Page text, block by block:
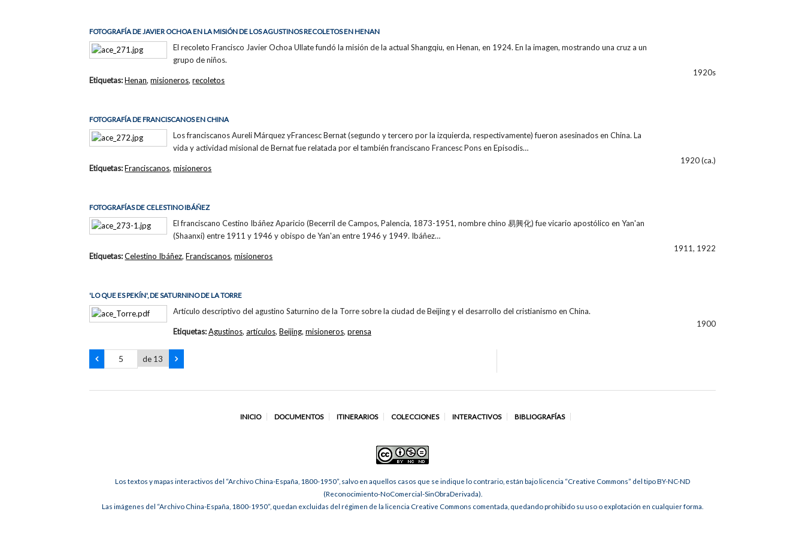
FOTOGRAFÍA DE JAVIER OCHOA EN LA MISIÓN DE LOS AGUSTINOS RECOLETOS EN HENAN
El recoleto Francisco Javier Ochoa Ullate fundó la misión de la actual Shangqiu, en Henan, en 1924. En la imagen, mostrando una cruz a un
grupo de niños.
1920s
Etiquetas:Henan,misioneros,recoletos
FOTOGRAFÍA DE FRANCISCANOS EN CHINA
Los franciscanos Aureli Márquez yFrancesc Bernat (segundo y tercero por la izquierda, respectivamente) fueron asesinados en China. La
vida y actividad misional de Bernat fue relatada por el también franciscano Francesc Pons en Episodis…
1920 (ca.)
Etiquetas:Franciscanos,misioneros
FOTOGRAFÍAS DE CELESTINO IBÁÑEZ
El franciscano Cestino Ibáñez Aparicio (Becerril de Campos, Palencia, 1873-1951, nombre chino 易興化) fue vicario apostólico en Yan'an
(Shaanxi) entre 1911 y 1946 y obispo de Yan'an entre 1946 y 1949. Ibáñez…
1911, 1922
Etiquetas:Celestino Ibáñez,Franciscanos,misioneros
'LO QUE ES PEKÍN', DE SATURNINO DE LA TORRE
Artículo descriptivo del agustino Saturnino de la Torre sobre la ciudad de Beijing y el desarrollo del cristianismo en China.
1900
Etiquetas:Agustinos, artículos, Beijing, misioneros, prensa
de 13
INICIO DOCUMENTOS ITINERARIOS COLECCIONES INTERACTIVOS BIBLIOGRAFÍAS
Los textos y mapas interactivos del “Archivo China-España, 1800-1950”, salvo en aquellos casos que se indique lo contrario, están bajo licencia “Creative Commons” del tipo BY-NC-ND
(Reconocimiento-NoComercial-SinObraDerivada).
Las imágenes del “Archivo China-España, 1800-1950”, quedan excluidas del régimen de la licencia Creative Commons comentada, quedando prohibido su uso o explotación en cualquier forma.